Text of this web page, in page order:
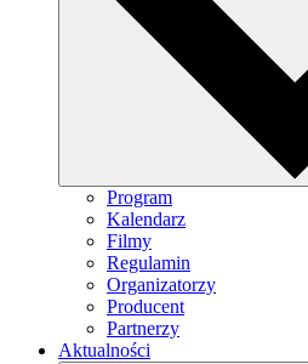
Program
Kalendarz
Filmy
Regulamin
Organizatorzy
Producent
Partnerzy
Aktualności